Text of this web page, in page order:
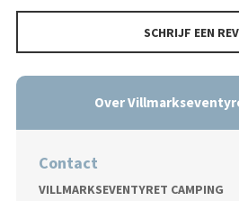
SCHRIJF EEN
Over
Contact
VILLMARKSEVENTYRET CAMPING